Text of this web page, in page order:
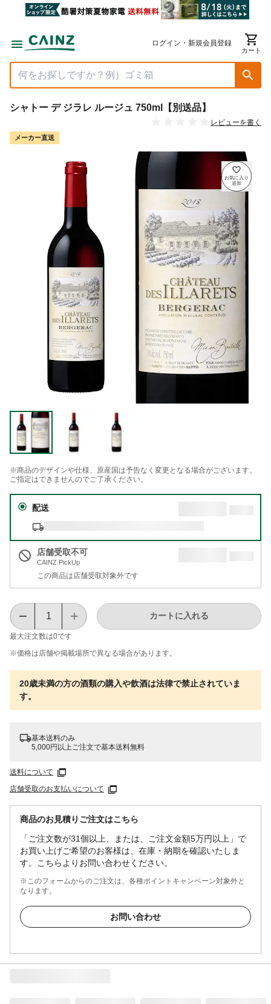
ログイン・新規会員登録
カート
シャトー デ ジラレ ルージュ 750ml【別送品】
レビューを書く
メーカー直送
※商品のデザインや仕様、原産国は予告なく変更となる場合がございます。
ご指定はできませんのでご了承ください。
配送
店舗受取不可
CAINZ PickUp
この商品は店舗受取対象外です
最大注文数は0です
カートに入れる
※価格は​店舗や​掲載場所で​異なる​場合が​あります。
20歳未満の方の酒類の購入や飲酒は法律で禁止されていま
す。
基本送料のみ
5,000円以上ご注文で基本送料無料
送料について
店舗受取のお支払いについて
商品のお見積りご注文はこちら
「ご注文数が31個以上、または、ご注文金額5万円以上」で
お買い上げご希望のお客様は、在庫・納期を確認いたしま
す。こちらよりお問い合わせください。
※このフォームからのご注文は、各種ポイントキャンペーン対象外と
なります。
お問い合わせ